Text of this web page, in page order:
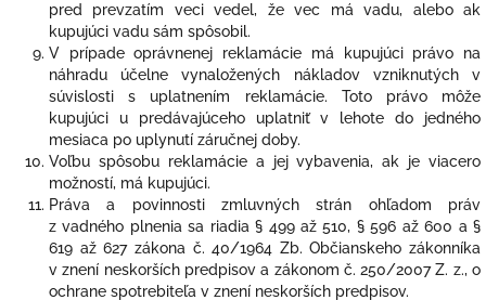
pred prevzatím veci vedel, že vec má vadu, alebo ak
kupujúci vadu sám spôsobil.
V prípade oprávnenej reklamácie má kupujúci právo na
náhradu účelne vynaložených nákladov vzniknutých v
súvislosti s uplatnením reklamácie. Toto právo môže
kupujúci u predávajúceho uplatniť v lehote do jedného
mesiaca po uplynutí záručnej doby.
Voľbu spôsobu reklamácie a jej vybavenia, ak je viacero
možností, má kupujúci.
Práva a povinnosti zmluvných strán ohľadom práv
z vadného plnenia sa riadia § 499 až 510, § 596 až 600 a §
619 až 627 zákona č. 40/1964 Zb. Občianskeho zákonníka
v znení neskorších predpisov a zákonom č. 250/2007 Z. z., o
ochrane spotrebiteľa v znení neskorších predpisov.